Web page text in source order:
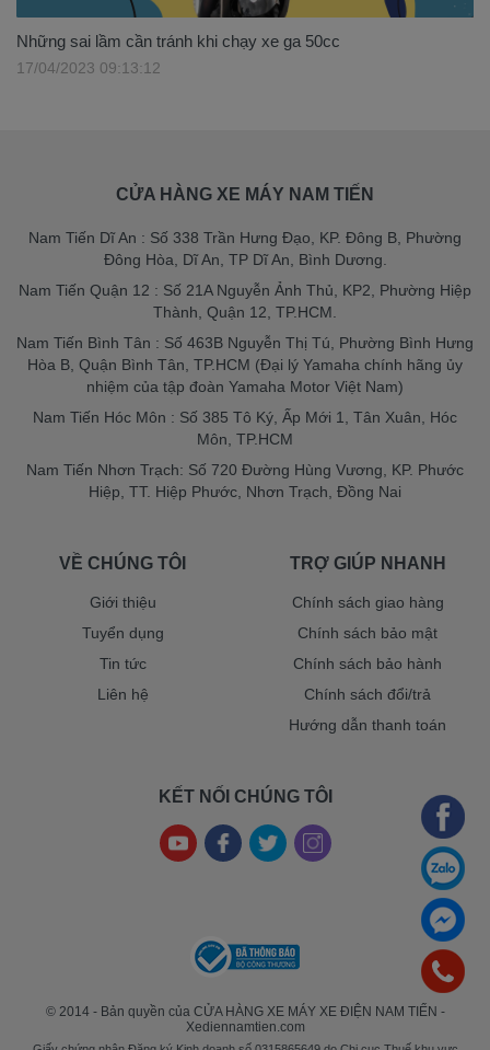
Những sai lầm cần tránh khi chạy xe ga 50cc
17/04/2023 09:13:12
CỬA HÀNG XE MÁY NAM TIẾN
Nam Tiến Dĩ An : Số 338 Trần Hưng Đạo, KP. Đông B, Phường
Đông Hòa, Dĩ An, TP Dĩ An, Bình Dương.
Nam Tiến Quận 12 : Số 21A Nguyễn Ảnh Thủ, KP2, Phường Hiệp
Thành, Quận 12, TP.HCM.
Nam Tiến Bình Tân : Số 463B Nguyễn Thị Tú, Phường Bình Hưng
Hòa B, Quận Bình Tân, TP.HCM (Đại lý Yamaha chính hãng ủy
nhiệm của tập đoàn Yamaha Motor Việt Nam)
Nam Tiến Hóc Môn : Số 385 Tô Ký, Ấp Mới 1, Tân Xuân, Hóc
Môn, TP.HCM
Nam Tiến Nhơn Trạch: Số 720 Đường Hùng Vương, KP. Phước
Hiệp, TT. Hiệp Phước, Nhơn Trạch, Đồng Nai
VỀ CHÚNG TÔI
Giới thiệu
Tuyển dụng
Tin tức
Liên hệ
TRỢ GIÚP NHANH
Chính sách giao hàng
Chính sách bảo mật
Chính sách bảo hành
Chính sách đổi/trả
Hướng dẫn thanh toán
KẾT NỐI CHÚNG TÔI
© 2014 - Bản quyền của CỬA HÀNG XE MÁY XE ĐIỆN NAM TIẾN -
Xediennamtien.com